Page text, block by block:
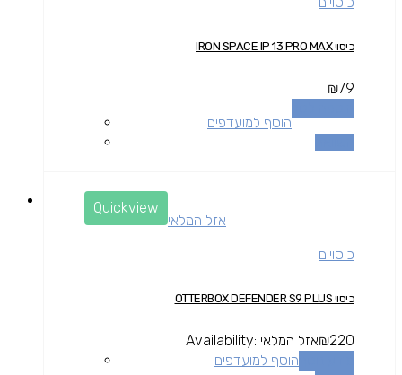
כיסוי IRON SPACE IP 13 PRO MAX
₪79
הוסף למועדפים
Quickview
אזל המלאי
כיסויים
כיסוי OTTERBOX DEFENDER S9 PLUS
₪220
Availability: אזל המלאי
הוסף למועדפים